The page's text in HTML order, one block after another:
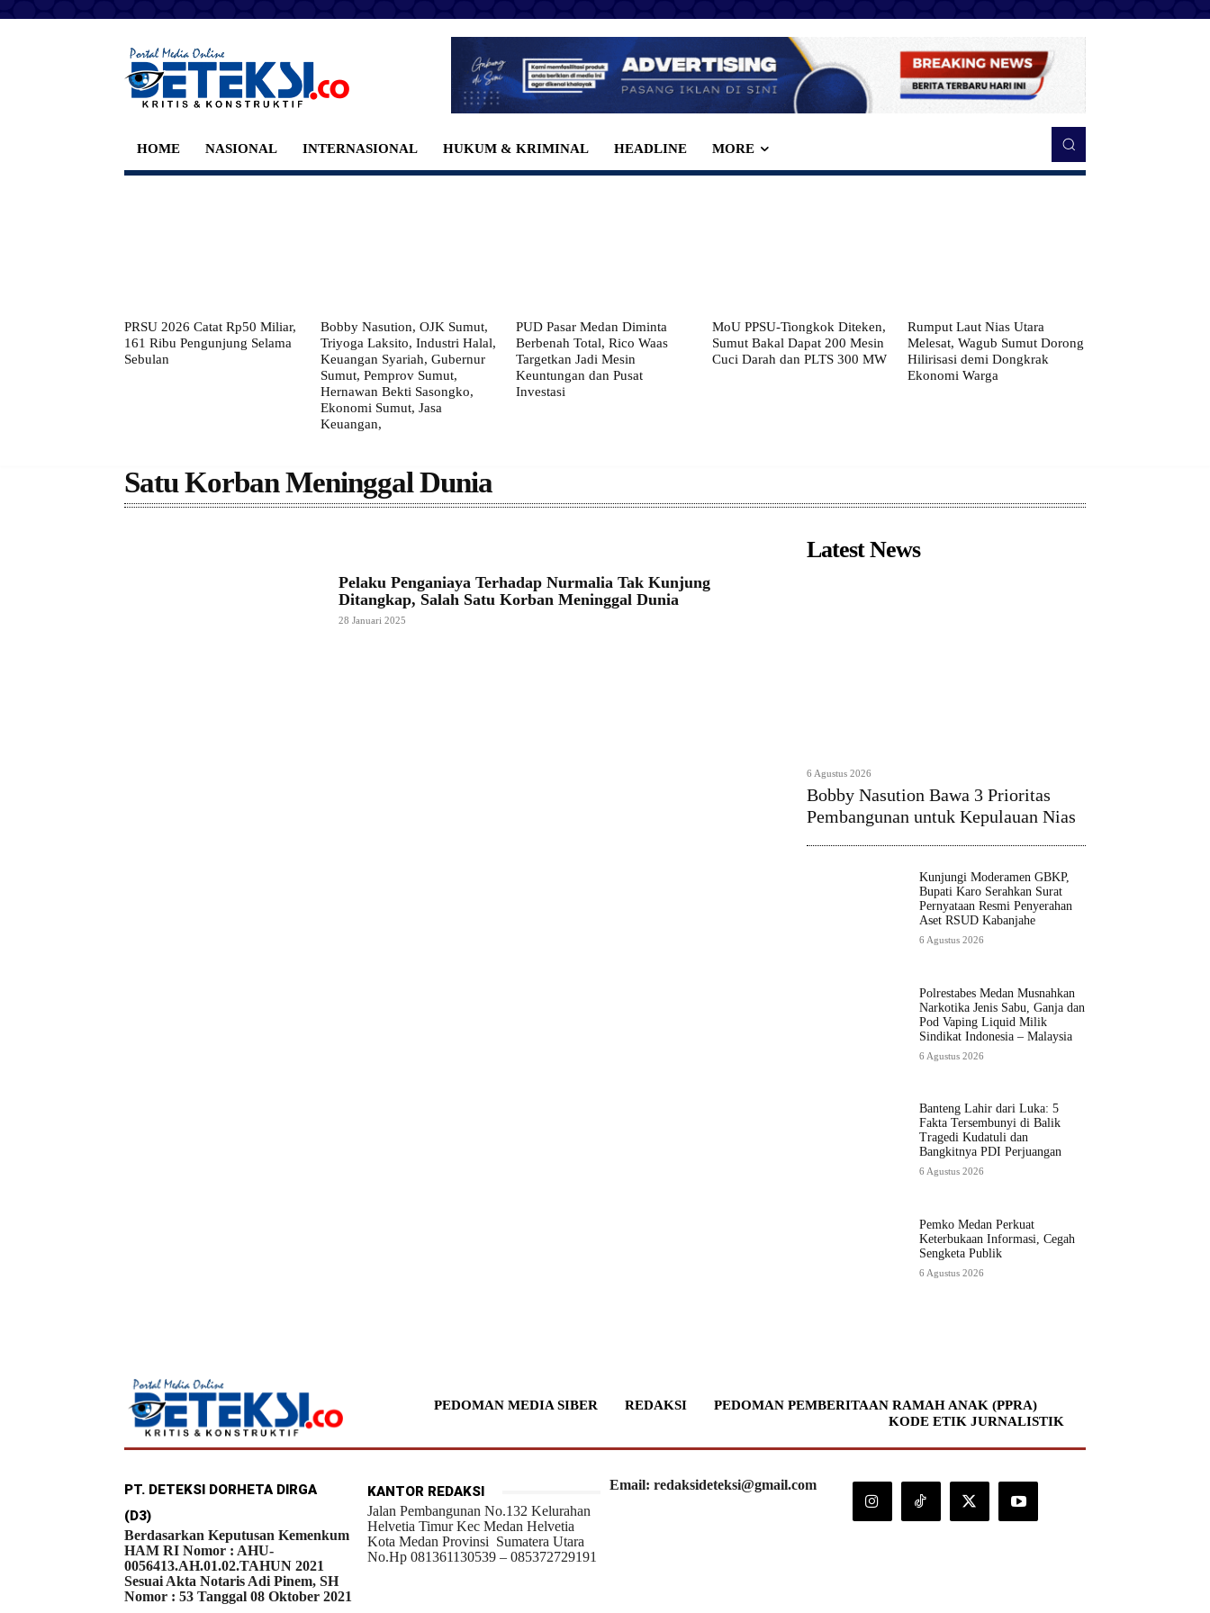
HOME NASIONAL INTERNASIONAL HUKUM & KRIMINAL HEADLINE MORE
PRSU 2026 Catat Rp50 Miliar,
161 Ribu Pengunjung Selama
Sebulan
Bobby Nasution, OJK Sumut,
Triyoga Laksito, Industri Halal,
Keuangan Syariah, Gubernur
Sumut, Pemprov Sumut,
Hernawan Bekti Sasongko,
Ekonomi Sumut, Jasa
Keuangan,
PUD Pasar Medan Diminta
Berbenah Total, Rico Waas
Targetkan Jadi Mesin
Keuntungan dan Pusat
Investasi
MoU PPSU-Tiongkok Diteken,
Sumut Bakal Dapat 200 Mesin
Cuci Darah dan PLTS 300 MW
Rumput Laut Nias Utara
Melesat, Wagub Sumut Dorong
Hilirisasi demi Dongkrak
Ekonomi Warga
Satu Korban Meninggal Dunia
Pelaku Penganiaya Terhadap Nurmalia Tak Kunjung
Ditangkap, Salah Satu Korban Meninggal Dunia
28 Januari 2025
Latest News
6 Agustus 2026
Bobby Nasution Bawa 3 Prioritas
Pembangunan untuk Kepulauan Nias
Kunjungi Moderamen GBKP,
Bupati Karo Serahkan Surat
Pernyataan Resmi Penyerahan
Aset RSUD Kabanjahe
6 Agustus 2026
Polrestabes Medan Musnahkan
Narkotika Jenis Sabu, Ganja dan
Pod Vaping Liquid Milik
Sindikat Indonesia – Malaysia
6 Agustus 2026
Banteng Lahir dari Luka: 5
Fakta Tersembunyi di Balik
Tragedi Kudatuli dan
Bangkitnya PDI Perjuangan
6 Agustus 2026
Pemko Medan Perkuat
Keterbukaan Informasi, Cegah
Sengketa Publik
6 Agustus 2026
PEDOMAN MEDIA SIBER REDAKSI
PEDOMAN PEMBERITAAN RAMAH ANAK (PPRA)
KODE ETIK JURNALISTIK
PT. DETEKSI DORHETA DIRGA
(D3)
Berdasarkan Keputusan Kemenkum
HAM RI Nomor : AHU-
0056413.AH.01.02.TAHUN 2021
Sesuai Akta Notaris Adi Pinem, SH
Nomor : 53 Tanggal 08 Oktober 2021
KANTOR REDAKSI
Jalan Pembangunan No.132 Kelurahan
Helvetia Timur Kec Medan Helvetia
Kota Medan Provinsi Sumatera Utara
No.Hp 081361130539 – 085372729191
Email: redaksideteksi@gmail.com